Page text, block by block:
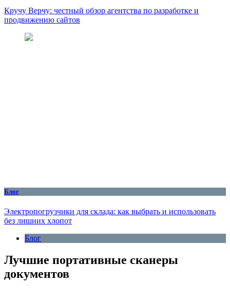
Кручу Верчу: честный обзор агентства по разработке и
продвижению сайтов
Блог
Электропогрузчики для склада: как выбрать и использовать
без лишних хлопот
Блог
Лучшие портативные сканеры
документов